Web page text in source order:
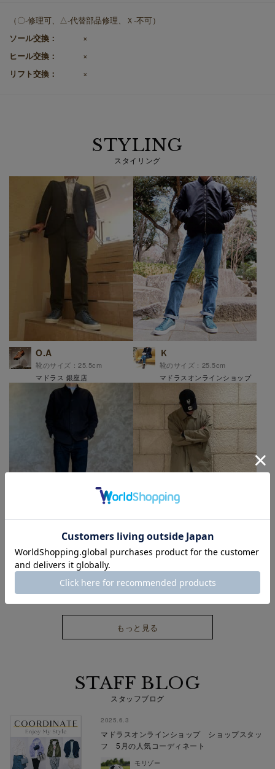
（〇-修理可、△-代替部品修理、Ｘ-不可）
ソール交換：
×
ヒール交換：
×
リフト交換：
×
STYLING
スタイリング
O.A
靴のサイズ：25.5cm
マドラス 銀座店
Ｋ
靴のサイズ：25.5cm
マドラスオンラインショップ
Miyaさん
靴のサイズ：25.5cm
マドラスオンラインショップ
FUKA
靴のサイズ：25.5cm
マドラスオンラインショップ
もっと見る
STAFF BLOG
スタッフブログ
2025.6.3
マドラスオンラインショップ ショップスタッ
フ 5月の人気コーディネート
モリゾー